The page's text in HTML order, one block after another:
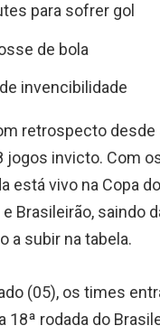
para sofrer gol
de bola
invencibilidade
retrospecto desde
jogos invicto. Com
está vivo na Copa
Brasileirão, saindo
a subir na tabela.
(05), os times
18ª rodada do